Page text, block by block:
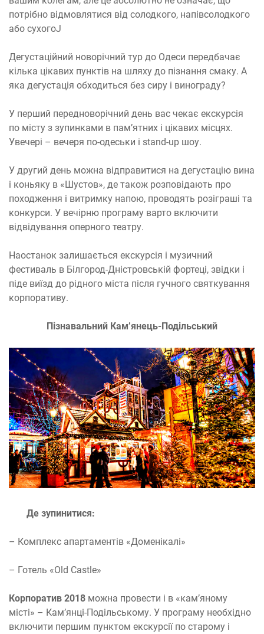
потрібно відмовлятися від солодкого, напівсолодкого
або сухогоJ
Дегустаційний новорічний тур до Одеси передбачає
кілька цікавих пунктів на шляху до пізнання смаку. А
яка дегустація обходиться без сиру і винограду?
У перший передноворічний день вас чекає екскурсія
по місту з зупинками в пам’ятних і цікавих місцях.
Увечері – вечеря по-одеськи і stand-up шоу.
У другий день можна відправитися на дегустацію вина
і коньяку в «Шустов», де також розповідають про
походження і витримку напою, проводять розіграші та
конкурси. У вечірню програму варто включити
відвідування оперного театру.
Наостанок залишається екскурсія і музичний
фестиваль в Білгород-Дністровській фортеці, звідки і
піде виїзд до рідного міста після гучного святкування
корпоративу.
Пізнавальний Кам’янець-Подільський
Де зупинитися:
– Комплекс апартаментів «Доменікалі»
– Готель «Old Castle»
Корпоратив 2018 можна провести і в «кам’яному
місті» – Кам’янці-Подільському. У програму необхідно
включити першим пунктом екскурсії по старому і